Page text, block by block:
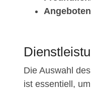
Die Auswahl
ist essentiell,